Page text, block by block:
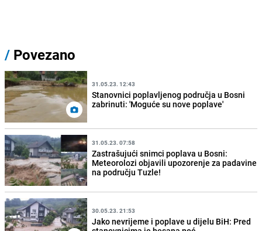
/ Povezano
31.05.23. 12:43
Stanovnici poplavljenog područja u Bosni
zabrinuti: 'Moguće su nove poplave'
31.05.23. 07:58
Zastrašujući snimci poplava u Bosni:
Meteorolozi objavili upozorenje za padavine
na području Tuzle!
30.05.23. 21:53
Jako nevrijeme i poplave u dijelu BiH: Pred